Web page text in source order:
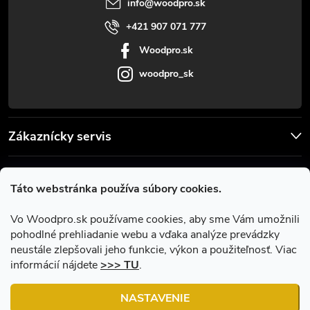
Táto webstránka používa súbory cookies.
Vo Woodpro.sk používame cookies, aby sme Vám umožnili
pohodlné prehliadanie webu a vďaka analýze prevádzky
neustále zlepšovali jeho funkcie, výkon a použiteľnosť. Viac
informácií nájdete>>> TU.
NASTAVENIE
Zákaznícky servis
info@woodpro.sk
+421 907 071 777
Woodpro.sk
woodpro_sk
Facebook